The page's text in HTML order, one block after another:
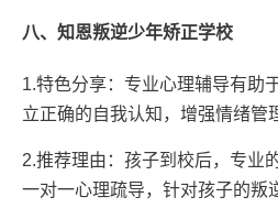
八、知恩叛逆少年矫正学校
1.特色分享：专业心理辅导有助
立正确的自我认知，增强情绪管
2.推荐理由：孩子到校后，专业
一对一心理疏导，针对孩子的叛